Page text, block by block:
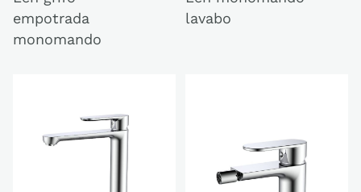
empotrada
monomando
lavabo